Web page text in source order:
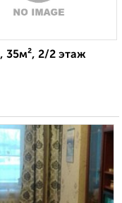
35м², 2/2 этаж